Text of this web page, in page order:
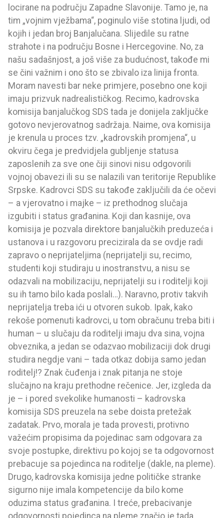
locirane na području Zapadne Slavonije. Tamo je, na
tim „vojnim vježbama“, poginulo više stotina ljudi, od
kojih i jedan broj Banjalučana. Slijedile su ratne
strahote i na području Bosne i Hercegovine. No, za
našu sadašnjost, a još više za budućnost, takođe mi
se čini važnim i ono što se zbivalo iza linija fronta.
Moram navesti bar neke primjere, posebno one koji
imaju prizvuk nadrealističkog. Recimo, kadrovska
komisija banjalučkog SDS tada je donijela zaključke
gotovo nevjerovatnog sadržaja. Naime, ova komisija
je krenula u proces tzv. „kadrovskih promjena“, u
okviru čega je predvidjela gubljenje statusa
zaposlenih za sve one čiji sinovi nisu odgovorili
vojnoj obavezi ili su se nalazili van teritorije Republike
Srpske. Kadrovci SDS su takođe zaključili da će očevi
– a vjerovatno i majke – iz prethodnog slučaja
izgubiti i status građanina. Koji dan kasnije, ova
komisija je pozvala direktore banjalučkih preduzeća i
ustanova i u razgovoru precizirala da se ovdje radi
zapravo o neprijateljima (neprijatelji su, recimo,
studenti koji studiraju u inostranstvu, a nisu se
odazvali na mobilizaciju, neprijatelji su i roditelji koji
su ih tamo bilo kada poslali…). Naravno, protiv takvih
neprijatelja treba ići u otvoren sukob. Ipak, kako
rekoše pomenuti kadrovci, u tom obračunu treba biti i
human – u slučaju da roditelji imaju dva sina, vojna
obveznika, a jedan se odazvao mobilizaciji dok drugi
studira negdje vani – tada otkaz dobija samo jedan
roditelj!? Znak čuđenja i znak pitanja ne stoje
slučajno na kraju prethodne rečenice. Jer, izgleda da
je – i pored svekolike humanosti – kadrovska
komisija SDS preuzela na sebe doista pretežak
zadatak. Prvo, morala je tada provesti, protivno
važećim propisima da pojedinac sam odgovara za
svoje postupke, direktivu po kojoj se ta odgovornost
prebacuje sa pojedinca na roditelje (dakle, na pleme).
Drugo, kadrovska komisija jedne političke stranke
sigurno nije imala kompetencije da bilo kome
oduzima status građanina. I treće, prebacivanje
odgovornosti pojedinca na pleme značio je tada